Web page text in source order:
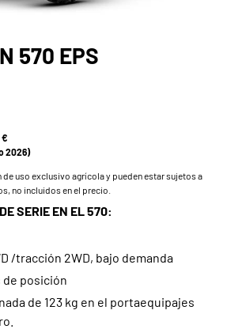
570 EPS
€
2026)
uso exclusivo agrícola y pueden estar sujetos a
no incluidos en el precio.
SERIE EN EL 570:
/tracción 2WD, bajo demanda
de posición
de 123 kg en el portaequipajes